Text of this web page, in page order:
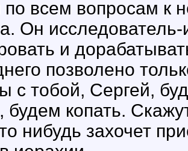
всем вопросам к
Он исследователь-
и
позволено
с тобой, Сергей,
будем копать.
нибудь захочет